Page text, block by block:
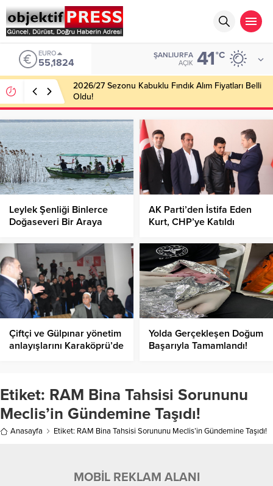
EURO
55,1824
ŞANLIURFA
AÇIK 41°C
2026/27 Sezonu Kabuklu Fındık Alım Fiyatları Belli
Oldu!
Leylek Şenliği Binlerce
Doğaseveri Bir Araya
AK Parti’den İstifa Eden
Kurt, CHP’ye Katıldı
Çiftçi ve Gülpınar yönetim
anlayışlarını Karaköprü’de
Yolda Gerçekleşen Doğum
Başarıyla Tamamlandı!
Etiket: RAM Bina Tahsisi Sorununu
Meclis’in Gündemine Taşıdı!
Anasayfa Etiket: RAM Bina Tahsisi Sorununu Meclis’in Gündemine Taşıdı!
MOBİL REKLAM ALANI